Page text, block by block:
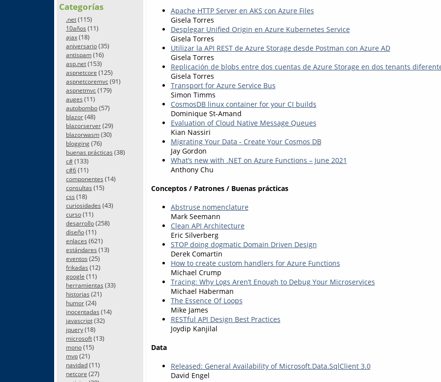
Categorías
.net(115)
10años (11)
ajax(18)
aniversario(35)
antispam(16)
asp.net(153)
aspnetcore (125)
aspnetcoremvc(91)
aspnetmvc(179)
auges (11)
autobombo(57)
blazor(48)
blazorserver(29)
blazorwasm(30)
blogging(76)
buenas prácticas (38)
c#(133)
c#6(11)
componentes (14)
consultas (15)
css (18)
curiosidades (43)
curso(11)
desarrollo(258)
diseño(11)
enlaces (621)
estándares (13)
eventos (25)
frikadas (12)
google (11)
herramientas (33)
historias (21)
humor(24)
inocentadas (14)
javascript(32)
jquery(18)
microsoft(13)
mono(15)
mvp(21)
navidad(11)
netcore (27)
Apache HTTP Server en AKS con Azure Files
Gisela Torres
Desplegar Unified Origin en Azure Kubernetes Service
Gisela Torres
Utilizar la API REST de Azure Storage desde Postman con Azure AD
Gisela Torres
Replicación de blobs entre dos cuentas de Azure Storage en dos tenants
Gisela Torres
Transport for Azure Service Bus
Simon Timms
CosmosDB linux container for your CI builds
Dominique St-Amand
Evaluation of Cloud Native Message Queues
Kian Nassiri
Migrating Your Data - Create Your Cosmos DB
Jay Gordon
What’s new with .NET on Azure Functions – June 2021
Anthony Chu
Conceptos / Patrones / Buenas prácticas
Abstruse nomenclature
Mark Seemann
Clean API Architecture
Eric Silverberg
STOP doing dogmatic Domain Driven Design
Derek Comartin
How to create custom handlers for Azure Functions
Michael Crump
Tracing: Why Logs Aren’t Enough to Debug Your Microservices
Michael Haberman
The Essence Of Loops
Mike James
RESTful API Design Best Practices
Joydip Kanjilal
Data
Released: General Availability of Microsoft.Data.SqlClient 3.0
David Engel